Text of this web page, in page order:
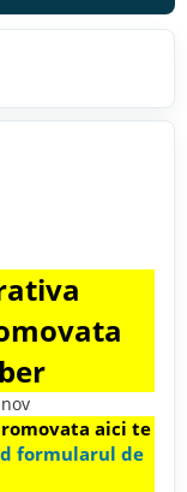
aici te
formularul de